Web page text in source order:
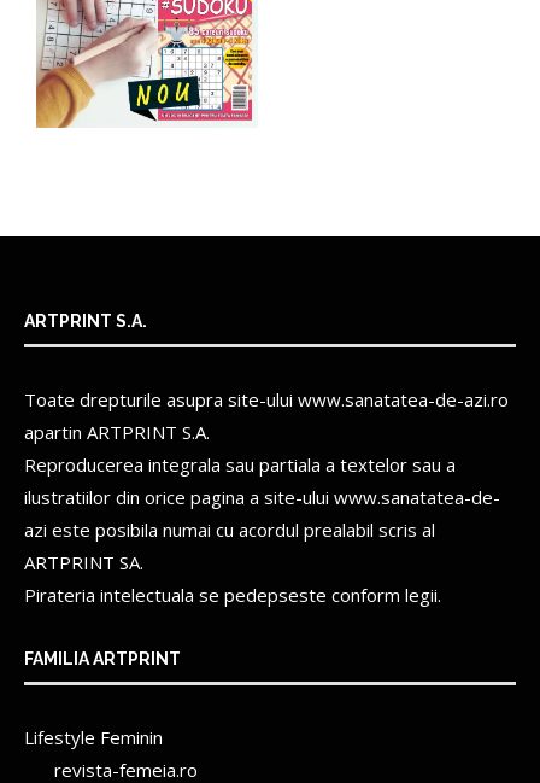
ARTPRINT S.A.
Toate drepturile asupra site-ului www.sanatatea-de-azi.ro
apartin ARTPRINT S.A.
Reproducerea integrala sau partiala a textelor sau a
ilustratiilor din orice pagina a site-ului www.sanatatea-de-
azi este posibila numai cu acordul prealabil scris al
ARTPRINT SA.
Pirateria intelectuala se pedepseste conform legii.
FAMILIA ARTPRINT
Lifestyle Feminin
revista-femeia.ro